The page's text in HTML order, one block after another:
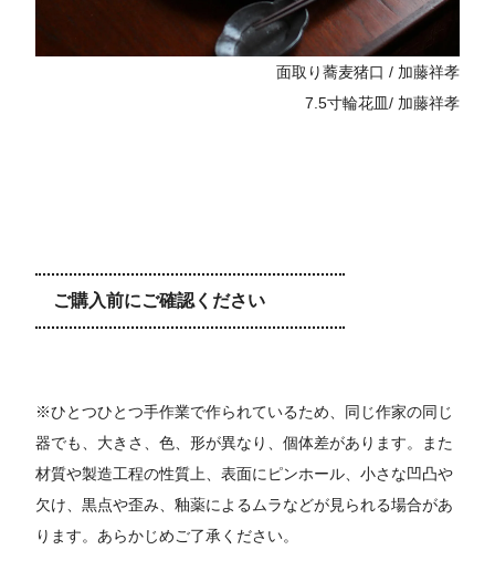
面取り蕎麦猪口 / 加藤祥孝
7.5寸輪花皿/ 加藤祥孝
ご購入前にご確認ください
※ひとつひとつ手作業で作られているため、同じ作家の同じ
器でも、大きさ、色、形が異なり、個体差があります。また
材質や製造工程の性質上、表面にピンホール、小さな凹凸や
欠け、黒点や歪み、釉薬によるムラなどが見られる場合があ
ります。あらかじめご了承ください。